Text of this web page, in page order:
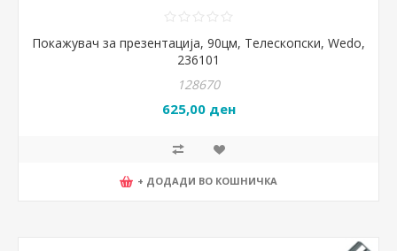
Покажувач за презентација, 90цм, Телескопски, Wedo,
236101
128670
625,00 ден
+ ДОДАДИ ВО КОШНИЧКА